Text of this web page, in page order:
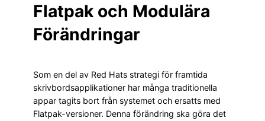
Flatpak och Modulära
Förändringar
Som en del av Red Hats strategi för framtida
skrivbordsapplikationer har många traditionella
appar tagits bort från systemet och ersatts med
Flatpak-versioner. Denna förändring ska göra det